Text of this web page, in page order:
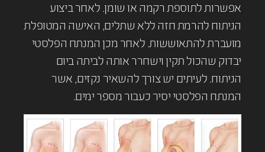
אפשרות לתוספת רקמה או שומן. לאחר ביצוע
הניתוח להרמת חזה ללא שתלים, האישה המטופלת
מועברת להתאוששות. לאחר מכן המנתח הפלסטי
יבדוק שהכול תקין וישחרר אותה לביתה ביום
הניתוח. לעיתים יש צורך להשאיר נקזים, אשר
המנתח הפלסטי יסיר כעבור מספר ימים.